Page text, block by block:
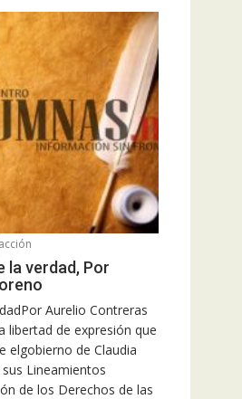
la verdad, Por
Aurelio Contreras
libertad de expresión que
elgobierno de Claudia
Lineamientos
de los Derechos de las